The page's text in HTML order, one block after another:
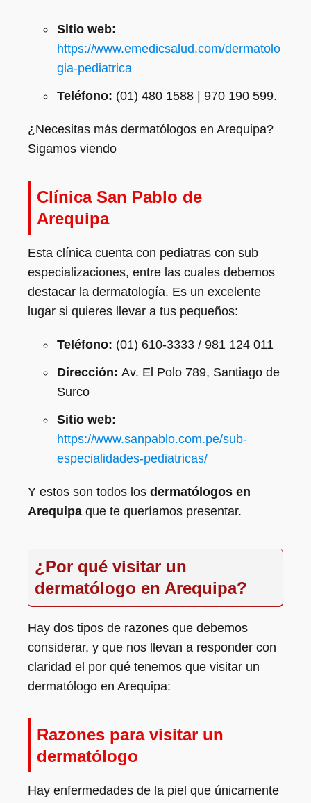
Sitio web:
https://www.emedicsalud.com/dermatolo
gia-pediatrica
Teléfono: (01) 480 1588 | 970 190 599.
¿Necesitas más dermatólogos en Arequipa?
Sigamos viendo
Clínica San Pablo de
Arequipa
Esta clínica cuenta con pediatras con sub
especializaciones, entre las cuales debemos
destacar la dermatología. Es un excelente
lugar si quieres llevar a tus pequeños:
Teléfono: (01) 610-3333 / 981 124 011
Dirección: Av. El Polo 789, Santiago de
Surco
Sitio web:
https://www.sanpablo.com.pe/sub-
especialidades-pediatricas/
Y estos son todos los dermatólogos en
Arequipa que te queríamos presentar.
¿Por qué visitar un
dermatólogo en Arequipa?
Hay dos tipos de razones que debemos
considerar, y que nos llevan a responder con
claridad el por qué tenemos que visitar un
dermatólogo en Arequipa:
Razones para visitar un
dermatólogo
Hay enfermedades de la piel que únicamente